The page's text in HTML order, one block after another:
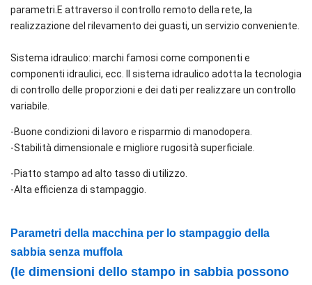
parametri.E attraverso il controllo remoto della rete, la
realizzazione del rilevamento dei guasti, un servizio conveniente.
Sistema idraulico: marchi famosi come componenti e
componenti idraulici, ecc. Il sistema idraulico adotta la tecnologia
di controllo delle proporzioni e dei dati per realizzare un controllo
variabile.
-Buone condizioni di lavoro e risparmio di manodopera.
-Stabilità dimensionale e migliore rugosità superficiale.
-Piatto stampo ad alto tasso di utilizzo.
-Alta efficienza di stampaggio.
Parametri della macchina per lo stampaggio della
sabbia senza muffola
(le dimensioni dello stampo in sabbia possono